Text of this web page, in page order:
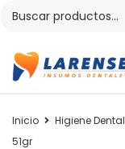
Inicio Higiene Dental
51gr